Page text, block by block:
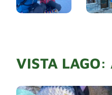
VISTA LAGO: